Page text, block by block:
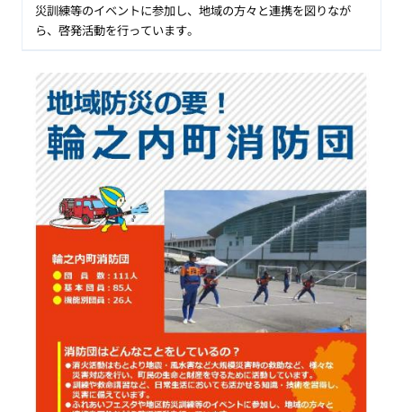
災訓練等のイベントに参加し、地域の方々と連携を図りなが
ら、啓発活動を行っています。